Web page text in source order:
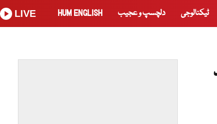
ٹیکنالوجی دلچسپ و عجیب HUM ENGLISH
LIVE